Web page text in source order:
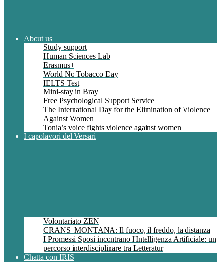
About us
Study support
Human Sciences Lab
Erasmus+
World No Tobacco Day
IELTS Test
Mini-stay in Bray
Free Psychological Support Service
The International Day for the Elimination of Violence
Against Women
Tonia’s voice fights violence against women
I capolavori del Versari
Volontariato ZEN
CRANS–MONTANA: Il fuoco, il freddo, la distanza
I Promessi Sposi incontrano l'Intelligenza Artificiale: un
percorso interdisciplinare tra Letteratur
Chatta con IRIS